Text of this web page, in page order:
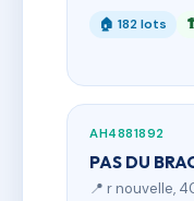
🏠 182 lots
AH4881892
PAS DU
📍 r nouvelle,